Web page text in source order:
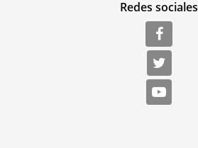
Redes sociales